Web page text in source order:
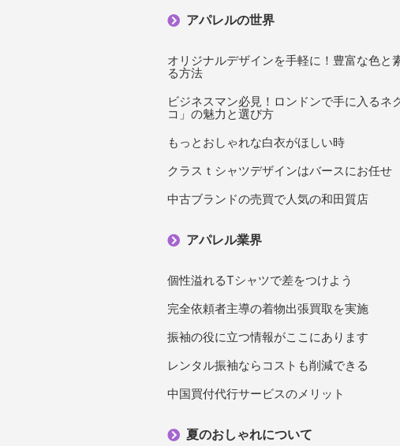
アパレルの世界
オリジナルデザインを手軽に！豊富な色と
る方法
ビジネスマン必見！ロンドンで手に入るネ
コ」の魅力と選び方
もっとおしゃれな白衣がほしい時
クラスｔシャツデザインはバースにお任せ
中古ブランドの売買で人気の和田質店
アパレル業界
個性溢れるTシャツで差をつけよう
完全依頼者主導の着物出張買取を実施
振袖の役に立つ情報がここにあります
レンタル振袖ならコストも削減できる
中国買付代行サービスのメリット
夏のおしゃれについて